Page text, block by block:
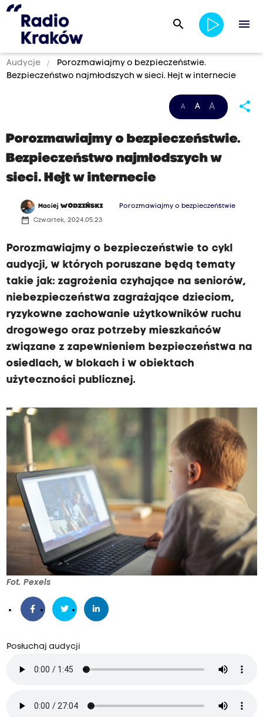
search menu
Audycje
Porozmawiajmy o bezpieczeństwie.
Bezpieczeństwo najmłodszych w sieci. Hejt w internecie
A A A share
Porozmawiajmy o bezpieczeństwie.
Bezpieczeństwo najmłodszych w
sieci. Hejt w internecie
MaciejWODZIŃSKI Porozmawiajmy o bezpieczeństwie
date_range Czwartek, 2024.05.23
Porozmawiajmy o bezpieczeństwie to cykl
audycji, w których poruszane będą tematy
takie jak: zagrożenia czyhające na seniorów,
niebezpieczeństwa zagrażające dzieciom,
ryzykowne zachowanie użytkowników ruchu
drogowego oraz potrzeby mieszkańców
związane z zapewnieniem bezpieczeństwa na
osiedlach, w blokach i w obiektach
użyteczności publicznej.
Fot. Pexels
Posłuchaj audycji